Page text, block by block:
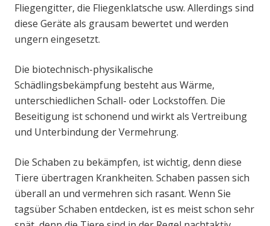
Fliegengitter, die Fliegenklatsche usw. Allerdings sind
diese Geräte als grausam bewertet und werden
ungern eingesetzt.
Die biotechnisch-physikalische
Schädlingsbekämpfung besteht aus Wärme,
unterschiedlichen Schall- oder Lockstoffen. Die
Beseitigung ist schonend und wirkt als Vertreibung
und Unterbindung der Vermehrung.
Die Schaben zu bekämpfen, ist wichtig, denn diese
Tiere übertragen Krankheiten. Schaben passen sich
überall an und vermehren sich rasant. Wenn Sie
tagsüber Schaben entdecken, ist es meist schon sehr